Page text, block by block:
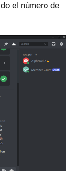
el número de